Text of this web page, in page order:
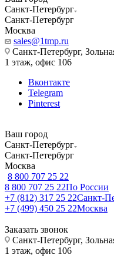
Санкт-Петербург
Санкт-Петербург
Москва
sales@1tmp.ru
Санкт-Петербург,
1 этаж, офис 106
Вконтакте
Telegram
Pinterest
Ваш город
Санкт-Петербург
Санкт-Петербург
Москва
8 800 707 25 22
8 800 707 25 22По России
+7 (812) 317 25 22Санкт-
+7 (499) 450 25 22Москва
Заказать звонок
Санкт-Петербург,
1 этаж, офис 106